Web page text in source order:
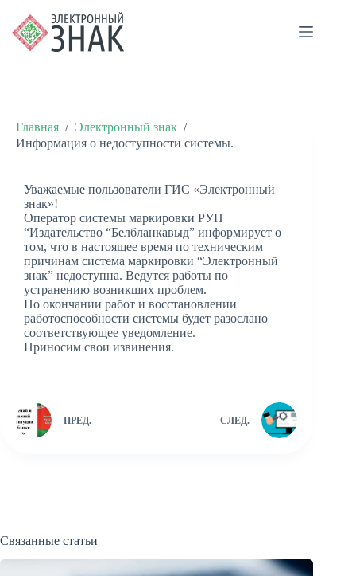
Главная / Электронный знак /
Информация о недоступности системы.
Уважаемые пользователи ГИС «Электронный
знак»!
Оператор системы маркировки РУП
“Издательство “Белбланкавыд” информирует о
том, что в настоящее время по техническим
причинам система маркировки “Электронный
знак” недоступна. Ведутся работы по
устранению возникших проблем.
По окончании работ и восстановлении
работоспособности системы будет разослано
соответствующее уведомление.
Приносим свои извинения.
ПРЕД. СЛЕД.
Связанные статьи